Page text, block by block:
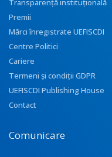
Transparenţă instituţională
Premii
Mărci înregistrate UEFISCDI
Centre Politici
Cariere
Termeni și condiții GDPR
UEFISCDI Publishing House
Contact
Comunicare